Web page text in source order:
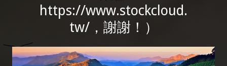
https://www.stockcloud.
tw/，謝謝！）